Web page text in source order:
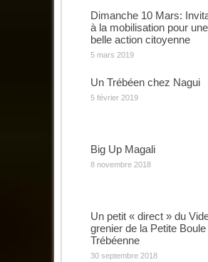
Dimanche 10 Mars:
à la mobilisation pour une
belle action citoyenne
5 mars 2019
Un Trébéen chez Nagui
5 février 2019
Big Up Magali
8 novembre 2018
Un petit « direct » du
grenier de la Petite Boule
Trébéenne
30 septembre 2018